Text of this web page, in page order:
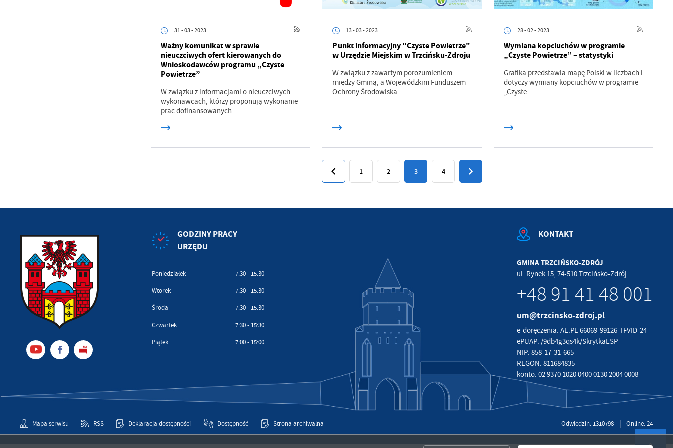
31 - 03 - 2023
Ważny komunikat w sprawie
nieuczciwych ofert kierowanych do
Wnioskodawców programu „Czyste
Powietrze”
W związku z informacjami o nieuczciwych
wykonawcach, którzy proponują wykonanie
prac dofinansowanych...
13 - 03 - 2023
Punkt informacyjny "Czyste Powietrze"
w Urzędzie Miejskim w Trzcińsku-Zdroju
W związku z zawartym porozumieniem
między Gminą, a Wojewódzkim Funduszem
Ochrony Środowiska...
28 - 02 - 2023
Wymiana kopciuchów w programie
„Czyste Powietrze” – statystyki
Grafika przedstawia mapę Polski w liczbach i
dotyczy wymiany kopciuchów w programie
„Czyste...
1 2 3 4
GODZINY PRACY
URZĘDU
Poniedziałek 7:30 - 15:30
Wtorek 7:30 - 15:30
Środa 7:30 - 15:30
Czwartek 7:30 - 15:30
Piątek 7:00 - 15:00
KONTAKT
GMINA TRZCIŃSKO-ZDRÓJ
ul. Rynek 15, 74-510 Trzcińsko-Zdrój
+48 91 41 48 001
um@trzcinsko-zdroj.pl
e-doręczenia: AE:PL-66069-99126-TFVID-24
ePUAP: /9db4g3qs4k/SkrytkaESP
NIP: 858-17-31-665
REGON: 811684835
konto: 02 9370 1020 0400 0130 2004 0008
Mapa serwisu RSS Deklaracja dostępności Dostępność Strona archiwalna Odwiedzin: 1310798 Online: 24
będących naszymi partnerami oraz innych dostawców usług. Firmy te działają w charakterze